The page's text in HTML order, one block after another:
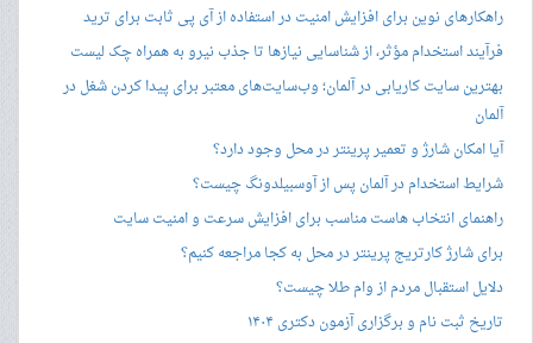
راهکارهای نوین برای افزایش امنیت در استفاده از آی پی ثابت برای ترید
فرآیند استخدام مؤثر، از شناسایی نیازها تا جذب نیرو به همراه چک لیست
بهترین سایت کاریابی در آلمان؛ وب‌سایت‌های معتبر برای پیدا کردن شغل در
آلمان
آیا امکان شارژ و تعمیر پرینتر در محل وجود دارد؟
شرایط استخدام در آلمان پس از آوسبیلدونگ چیست؟
راهنمای انتخاب هاست مناسب برای افزایش سرعت و امنیت سایت
برای شارژ کارتریج پرینتر در محل به کجا مراجعه کنیم؟
دلایل استقبال مردم از وام طلا چیست؟
تاریخ ثبت نام و برگزاری آزمون دکتری ۱۴۰۴